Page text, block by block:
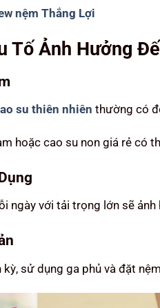
nệm Thắng Lợi
Tố Ảnh Hưởng
su thiên nhiên thường có
hoặc cao su non giá rẻ có
ngày với tải trọng lớn sẽ
kỳ, sử dụng ga phủ và đặt